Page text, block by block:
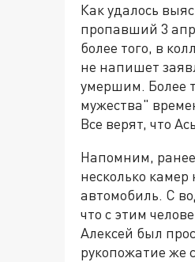
Как удалось
пропавший 3
более того, в
не напишет
умершим. Более
мужества"
Все верят, что
Напомним, ранее
несколько
автомобиль. С
что с этим
Алексей был
рукопожатие же